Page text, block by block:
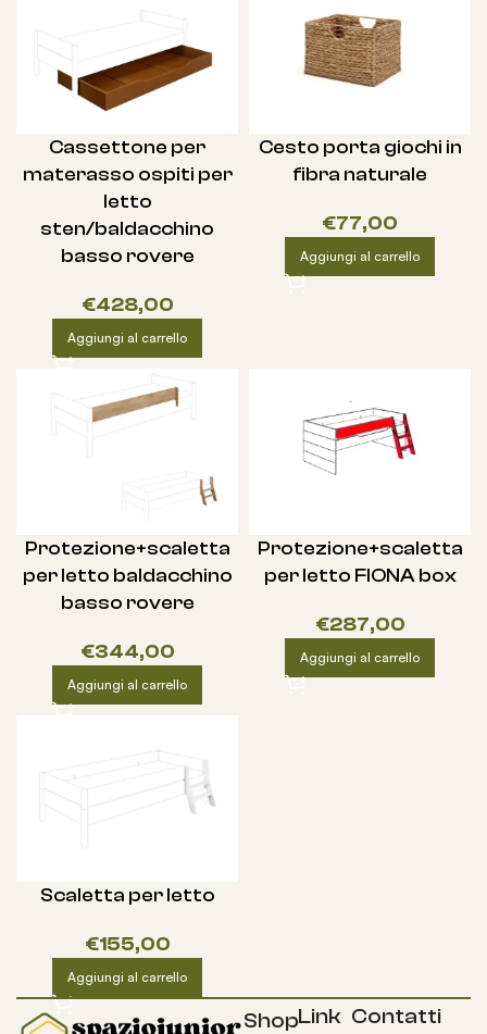
Cassettone per
materasso ospiti per
letto
sten/baldacchino
basso rovere
€428,00
Aggiungi al carrello
Cesto porta giochi in
fibra naturale
€77,00
Aggiungi al carrello
Protezione+scaletta
per letto baldacchino
basso rovere
€344,00
Aggiungi al carrello
Protezione+scaletta
per letto FIONA box
€287,00
Aggiungi al carrello
Scaletta per letto
€155,00
Aggiungi al carrello
ShopLink Contatti